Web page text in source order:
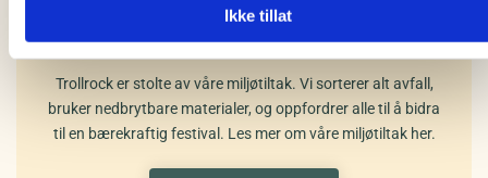
Ikke tillat
Miljø
Trollrock er stolte av våre miljøtiltak. Vi sorterer alt avfall,
bruker nedbrytbare materialer, og oppfordrer alle til å bidra
til en bærekraftig festival. Les mer om våre miljøtiltak her.